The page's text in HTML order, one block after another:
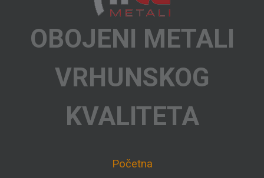
OBOJENI METALI
VRHUNSKOG
KVALITETA
Početna